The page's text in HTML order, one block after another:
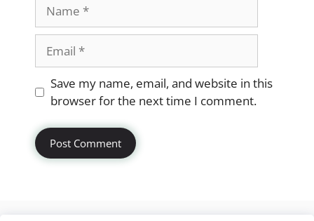
Website
Save my name, email, and website in this
browser for the next time I comment.